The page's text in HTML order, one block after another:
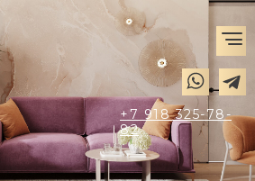
+7 918 325-78-
82